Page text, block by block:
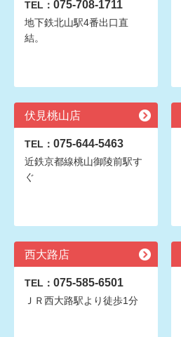
TEL： 075-708-1711
地下鉄北山駅4番出口直
結。
伏見桃山店
TEL： 075-644-5463
近鉄京都線桃山御陵前駅す
ぐ
西大路店
TEL： 075-585-6501
ＪＲ西大路駅より徒歩1分